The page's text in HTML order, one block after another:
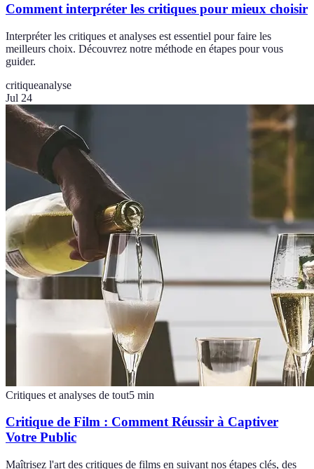
Comment interpréter les critiques pour mieux choisir
Interpréter les critiques et analyses est essentiel pour faire les
meilleurs choix. Découvrez notre méthode en étapes pour vous
guider.
critiqueanalyse
Jul 24
Critiques et analyses de tout5 min
Critique de Film : Comment Réussir à Captiver
Votre Public
Maîtrisez l'art des critiques de films en suivant nos étapes clés, des